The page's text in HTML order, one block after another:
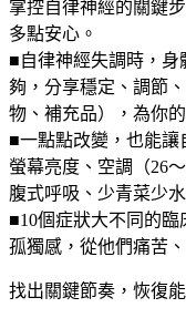
掌控自律神經的關鍵
多點安心。
■自律神經失調時，
夠，分享穩定、調節
物、補充品），為你
■一點點改變，也能
螢幕亮度、空調（26
腹式呼吸、少青菜少
■10個症狀大不同的
孤獨感，從他們痛苦
找出關鍵節奏，恢復